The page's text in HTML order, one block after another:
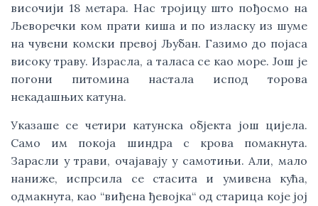
височији 18 метара. Нас тројицу што пођосмо на
Љеворечки ком прати киша и по изласку из шуме
на чувени комски превој Љубан. Газимо до појаса
високу траву. Израсла, а таласа се као море. Још је
погони питомина настала испод торова
некадашњих катуна.
Указаше се четири катунска објекта још цијела.
Само им покоја шиндра с крова помакнута.
Зарасли у трави, очајавају у самотињи. Али, мало
наниже, испрсила се стасита и умивена кућа,
одмакнута, као “виђена ђевојка“ од старица које јој